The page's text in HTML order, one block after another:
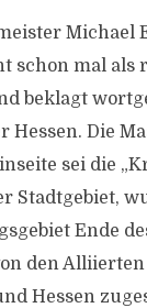
Michael
schon mal als
beklagt
Hessen. Die
sei die
Stadtgebiet,
Ende
den
Hessen